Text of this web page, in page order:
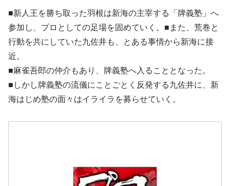
■新人王を勝ち取った羽根は新海の主宰する「牌義塾」へ
参加し、プロとしての足場を固めていく。■また、荒巻と
行動を共にしていた九佐井も、とある事情から新海に接
近。
■麻雀吾郎の仲介もあり、牌義塾へ入ることとなった。
■しかし牌義塾の流儀にことごとく反発する九佐井に、新
海はじめ塾の面々はイライラを募らせていく。